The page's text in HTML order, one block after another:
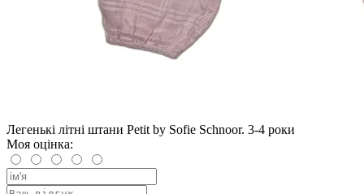
Легенькі літні штани Petit by Sofie Schnoor. 3-4 роки
Моя оцінка: